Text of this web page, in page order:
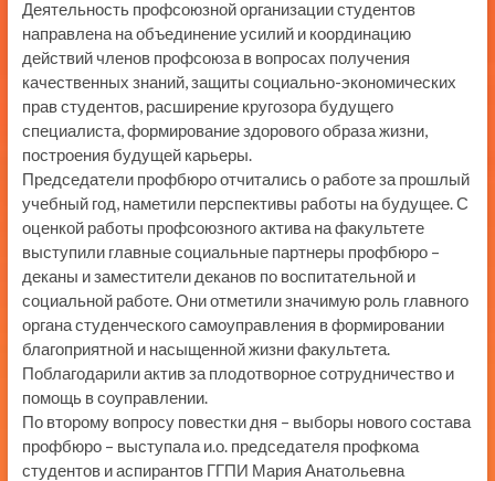
Деятельность профсоюзной организации студентов
направлена на объединение усилий и координацию
действий членов профсоюза в вопросах получения
качественных знаний, защиты социально-экономических
прав студентов, расширение кругозора будущего
специалиста, формирование здорового образа жизни,
построения будущей карьеры.
Председатели профбюро отчитались о работе за прошлый
учебный год, наметили перспективы работы на будущее. С
оценкой работы профсоюзного актива на факультете
выступили главные социальные партнеры профбюро –
деканы и заместители деканов по воспитательной и
социальной работе. Они отметили значимую роль главного
органа студенческого самоуправления в формировании
благоприятной и насыщенной жизни факультета.
Поблагодарили актив за плодотворное сотрудничество и
помощь в соуправлении.
По второму вопросу повестки дня – выборы нового состава
профбюро – выступала и.о. председателя профкома
студентов и аспирантов ГГПИ Мария Анатольевна